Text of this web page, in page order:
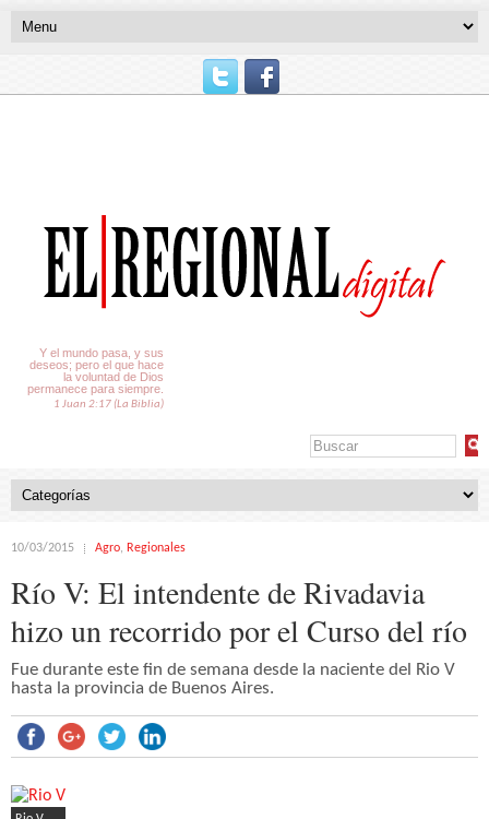
Y el mundo pasa, y sus
deseos; pero el que hace
la voluntad de Dios
permanece para siempre.
1 Juan 2:17 (La Biblia)
10/03/2015 Agro, Regionales
Río V: El intendente de Rivadavia
hizo un recorrido por el Curso del río
Fue durante este fin de semana desde la naciente del Rio V
hasta la provincia de Buenos Aires.